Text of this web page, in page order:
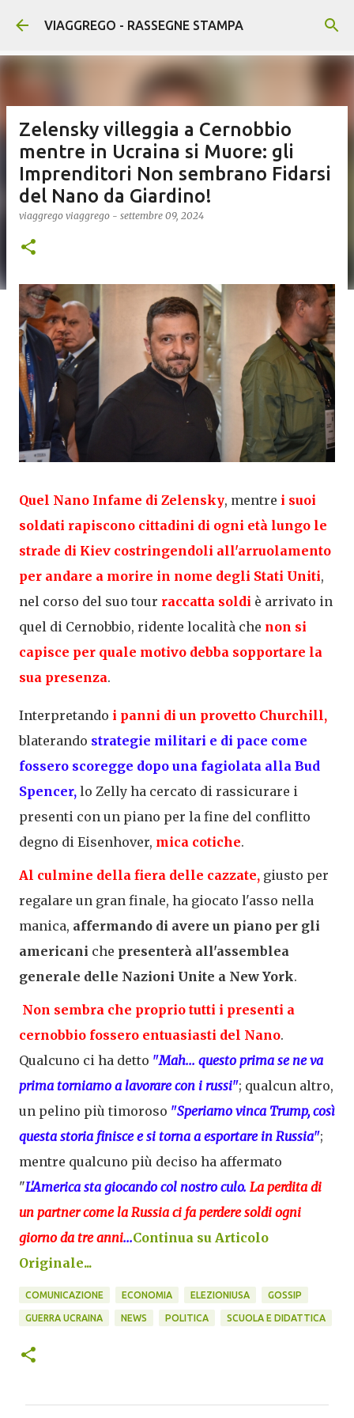
Passa ai contenuti principali
VIAGGREGO - RASSEGNE STAMPA
Zelensky villeggia a Cernobbio
mentre in Ucraina si Muore: gli
Imprenditori Non sembrano Fidarsi
del Nano da Giardino!
viaggrego viaggrego - settembre 09, 2024
Quel Nano Infame di Zelensky, mentre i suoi
soldati rapiscono cittadini di ogni età lungo le
strade di Kiev costringendoli all'arruolamento
per andare a morire in nome degli Stati Uniti,
nel corso del suo tour raccatta soldi è arrivato in
quel di Cernobbio, ridente località che non si
capisce per quale motivo debba sopportare la
sua presenza.
Interpretando i panni di un provetto Churchill,
blaterando strategie militari e di pace come
fossero scoregge dopo una fagiolata alla Bud
Spencer, lo Zelly ha cercato di rassicurare i
presenti con un piano per la fine del conflitto
degno di Eisenhover, mica cotiche.
Al culmine della fiera delle cazzate, giusto per
regalare un gran finale, ha giocato l'asso nella
manica, affermando di avere un piano per gli
americani che presenterà all'assemblea
generale delle Nazioni Unite a New York.
Non sembra che proprio tutti i presenti a
cernobbio fossero entuasiasti del Nano.
Qualcuno ci ha detto "Mah... questo prima se ne va
prima torniamo a lavorare con i russi"; qualcun altro,
un pelino più timoroso "Speriamo vinca Trump, così
questa storia finisce e si torna a esportare in Russia";
mentre qualcuno più deciso ha affermato
"L'America sta giocando col nostro culo. La perdita di
un partner come la Russia ci fa perdere soldi ogni
giorno da tre anni...Continua su Articolo
Originale...
COMUNICAZIONE ECONOMIA ELEZIONIUSA GOSSIP
GUERRA UCRAINA NEWS POLITICA SCUOLA E DIDATTICA